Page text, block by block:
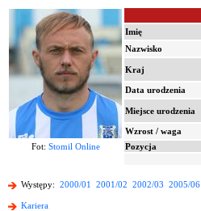
Imię
Nazwisko
Kraj
Data urodzenia
Miejsce urodzenia
Wzrost / waga
Fot: Stomil Online Pozycja
Występy: 2000/01 2001/02 2002/03 2005/06
Kariera